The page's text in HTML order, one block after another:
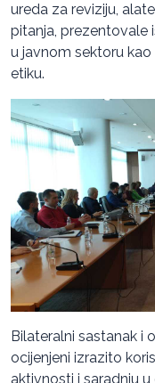
ureda za reviziju,
pitanja, prezentovale
u javnom sektoru
etiku.
Bilateralni sastanak i
ocijenjeni izrazito
aktivnosti i saradnju